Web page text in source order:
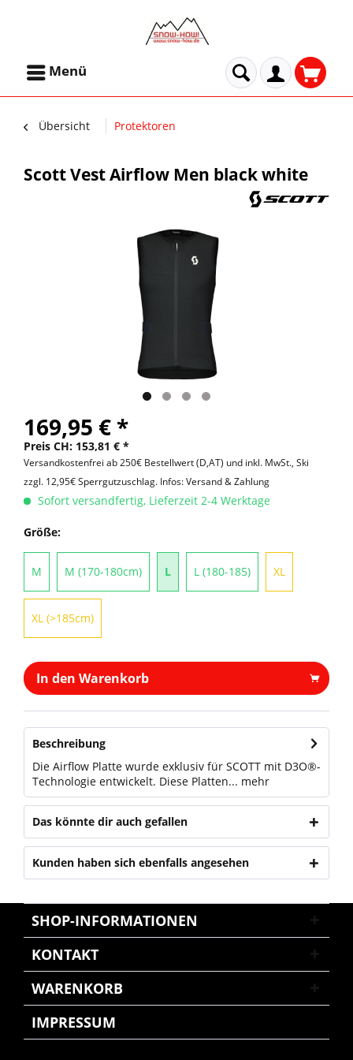
Menü
Übersicht Protektoren
Scott Vest Airflow Men black white
169,95 € *
Preis CH: 153,81 € *
Versandkostenfrei ab 250€ Bestellwert (D,AT) und inkl. MwSt., Ski
zzgl. 12,95€ Sperrgutzuschlag. Infos: Versand & Zahlung
Sofort versandfertig, Lieferzeit 2-4 Werktage
Größe:
M M (170-180cm) L L (180-185) XL
XL (>185cm)
In den Warenkorb
Beschreibung
Die Airflow Platte wurde exklusiv für SCOTT mit D3O®-
Technologie entwickelt. Diese Platten... mehr
Das könnte dir auch gefallen
Kunden haben sich ebenfalls angesehen
SHOP-INFORMATIONEN
KONTAKT
WARENKORB
IMPRESSUM